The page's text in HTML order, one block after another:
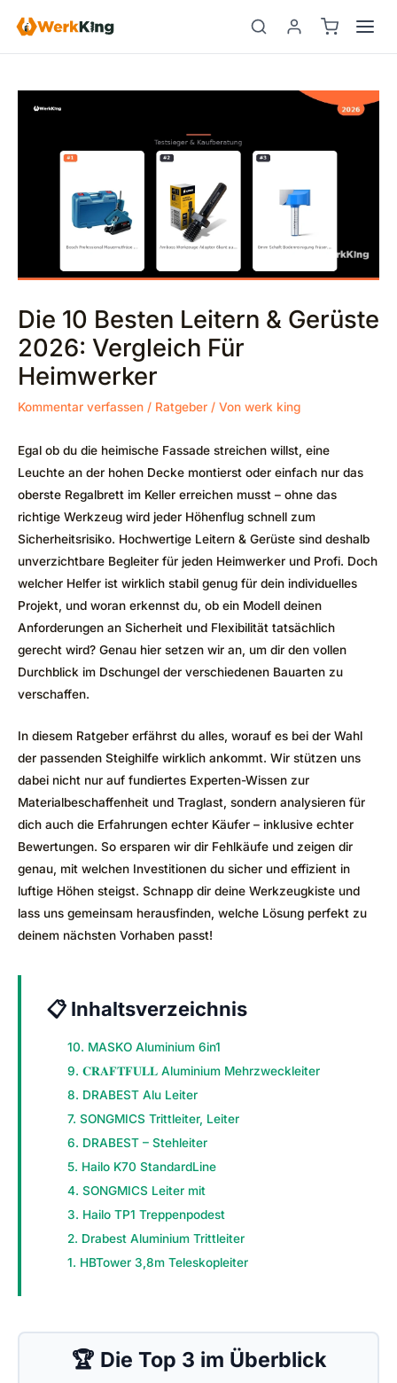
Inhalt
springen
Die 10 Besten Leitern & Gerüste
2026: Vergleich Für
Heimwerker
Kommentar verfassen / Ratgeber / Von werk king
Egal ob du die heimische Fassade streichen willst, eine
Leuchte an der hohen Decke montierst oder einfach nur das
oberste Regalbrett im Keller erreichen musst – ohne das
richtige Werkzeug wird jeder Höhenflug schnell zum
Sicherheitsrisiko. Hochwertige Leitern & Gerüste sind deshalb
unverzichtbare Begleiter für jeden Heimwerker und Profi. Doch
welcher Helfer ist wirklich stabil genug für dein individuelles
Projekt, und woran erkennst du, ob ein Modell deinen
Anforderungen an Sicherheit und Flexibilität tatsächlich
gerecht wird? Genau hier setzen wir an, um dir den vollen
Durchblick im Dschungel der verschiedenen Bauarten zu
verschaffen.
In diesem Ratgeber erfährst du alles, worauf es bei der Wahl
der passenden Steighilfe wirklich ankommt. Wir stützen uns
dabei nicht nur auf fundiertes Experten-Wissen zur
Materialbeschaffenheit und Traglast, sondern analysieren für
dich auch die Erfahrungen echter Käufer – inklusive echter
Bewertungen. So ersparen wir dir Fehlkäufe und zeigen dir
genau, mit welchen Investitionen du sicher und effizient in
luftige Höhen steigst. Schnapp dir deine Werkzeugkiste und
lass uns gemeinsam herausfinden, welche Lösung perfekt zu
deinem nächsten Vorhaben passt!
📋 Inhaltsverzeichnis
10. MASKO Aluminium 6in1
9. 𝐂𝐑𝐀𝐅𝐓𝐅𝐔𝐋𝐋 Aluminium Mehrzweckleiter
8. DRABEST Alu Leiter
7. SONGMICS Trittleiter, Leiter
6. DRABEST – Stehleiter
5. Hailo K70 StandardLine
4. SONGMICS Leiter mit
3. Hailo TP1 Treppenpodest
2. Drabest Aluminium Trittleiter
1. HBTower 3,8m Teleskopleiter
🏆 Die Top 3 im Überblick